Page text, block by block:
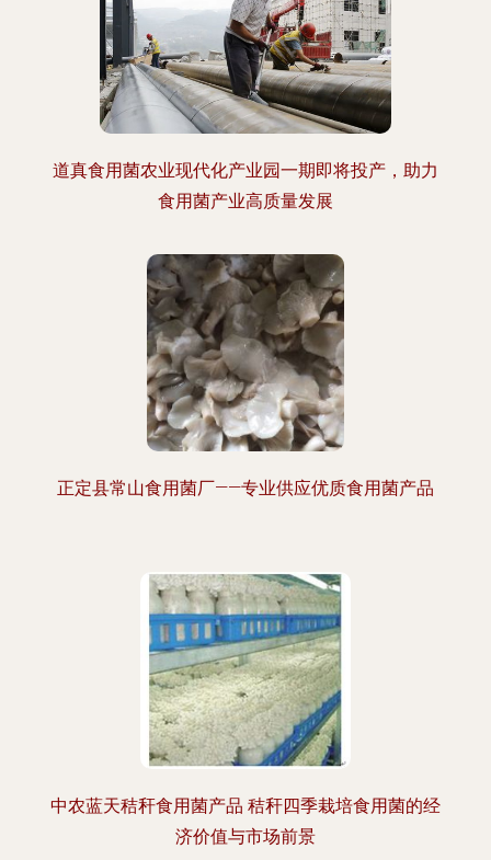
道真食用菌农业现代化产业园一期即将投产，助力
食用菌产业高质量发展
正定县常山食用菌厂——专业供应优质食用菌产品
中农蓝天秸秆食用菌产品 秸秆四季栽培食用菌的经
济价值与市场前景